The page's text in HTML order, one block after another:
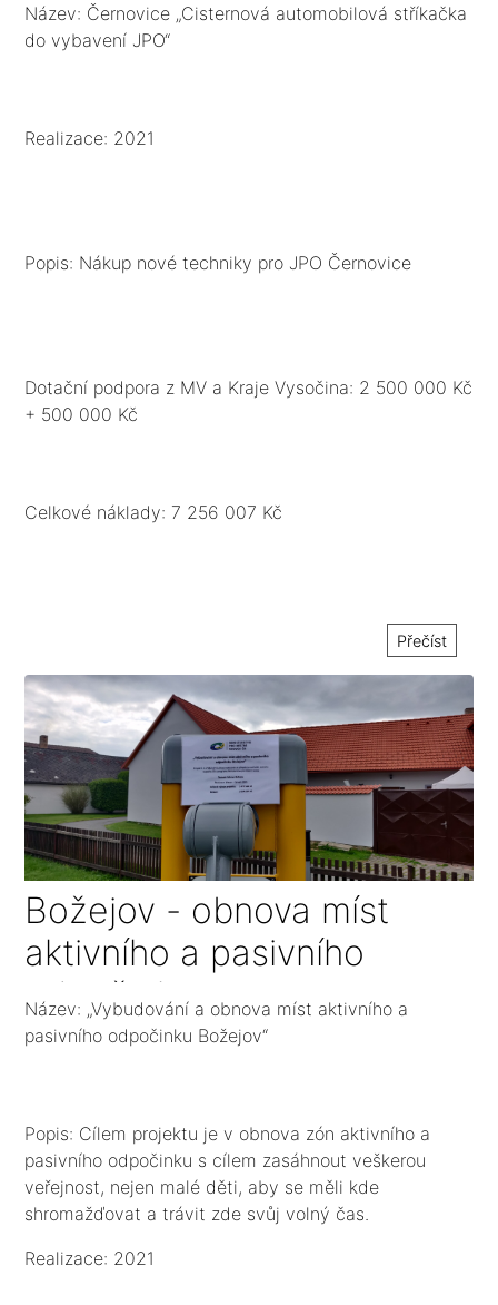
Název: Černovice „Cisternová automobilová stříkačka
do vybavení JPO“
Realizace: 2021
Popis: Nákup nové techniky pro JPO Černovice
Dotační podpora z MV a Kraje Vysočina: 2 500 000 Kč
+ 500 000 Kč
Celkové náklady: 7 256 007 Kč
Přečíst
Božejov - obnova míst
aktivního a pasivního
odpočinku
Název: „Vybudování a obnova míst aktivního a
pasivního odpočinku Božejov“
Popis: Cílem projektu je v obnova zón aktivního a
pasivního odpočinku s cílem zasáhnout veškerou
veřejnost, nejen malé děti, aby se měli kde
shromažďovat a trávit zde svůj volný čas.
Realizace: 2021